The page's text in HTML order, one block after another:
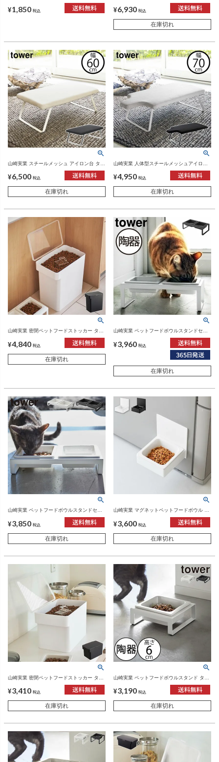
tower | インテリア雑貨・タワーシリーズ
¥1,850 税込
ー 12kg 計量カップ付 tower | インテリア雑
貨・タワーシリーズ
¥6,930 税込
在庫切れ
山崎実業 スチールメッシュ アイロン台 タワ
¥6,500 税込
在庫切れ
山崎実業 人体型スチールメッシュアイロン
リーズ
¥4,950 税込
在庫切れ
山崎実業 密閉ペットフードストッカー タワ
ー 6.5kg 計量カップ付 tower | インテリア雑
貨・タワーシリーズ
¥4,840 税込
在庫切れ
山崎実業 ペットフードボウルスタンドセッ
ト タワー トール tower | インテリア雑貨・
タワーシリーズ
¥3,960 税込
在庫切れ
山崎実業 ペットフードボウルスタンドセッ
ト タワー tower | インテリア雑貨・タワーシ
リーズ
¥3,850 税込
在庫切れ
山崎実業 マグネットペットフードボウル タ
ワー tower | インテリア雑貨・タワーシリー
ズ
¥3,600 税込
在庫切れ
山崎実業 密閉ペットフードストッカー タワ
貨・タワーシリーズ
¥3,410 税込
在庫切れ
山崎実業 ペットフードボウルスタンド タワ
¥3,190 税込
在庫切れ